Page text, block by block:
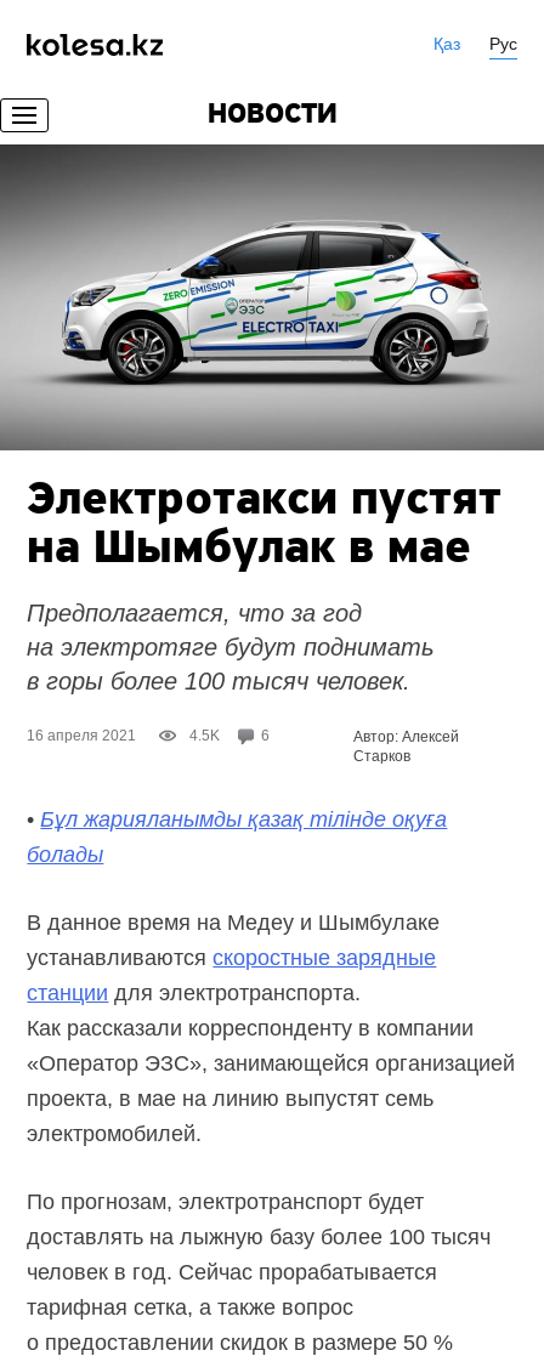
Қаз Рус
НОВОСТИ
Электротакси пустят
на Шымбулак в мае
Предполагается, что за год
на электротяге будут поднимать
в горы более 100 тысяч человек.
16 апреля 2021 4.5K 6
Автор: Алексей
Старков
•Бұл жарияланымды қазақ тілінде оқуға
болады
В данное время на Медеу и Шымбулаке
устанавливаютсяскоростные зарядные
станции для электротранспорта.
Как рассказали корреспонденту в компании
«Оператор ЭЗС», занимающейся организацией
проекта, в мае на линию выпустят семь
электромобилей.
По прогнозам, электротранспорт будет
доставлять на лыжную базу более 100 тысяч
человек в год. Сейчас прорабатывается
тарифная сетка, а также вопрос
о предоставлении скидок в размере 50 %